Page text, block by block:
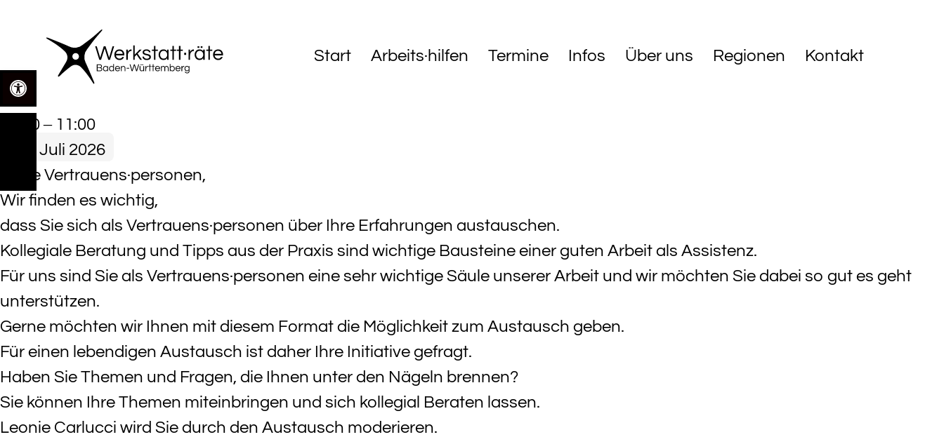
springen
Open toolbar
Start Arbeits·hilfen Termine Infos Über uns Regionen Kontakt
Vernetzungs-
Stamm·tisch
09:00 – 11:00
21. Juli 2026
Liebe Vertrauens·personen,
Wir finden es wichtig,
dass Sie sich als Vertrauens·personen über Ihre Erfahrungen austauschen.
Kollegiale Beratung und Tipps aus der Praxis sind wichtige Bausteine einer guten Arbeit als Assistenz.
Für uns sind Sie als Vertrauens·personen eine sehr wichtige Säule unserer Arbeit und wir möchten Sie dabei so gut es geht
unterstützen.
Gerne möchten wir Ihnen mit diesem Format die Möglichkeit zum Austausch geben.
Für einen lebendigen Austausch ist daher Ihre Initiative gefragt.
Haben Sie Themen und Fragen, die Ihnen unter den Nägeln brennen?
Sie können Ihre Themen miteinbringen und sich kollegial Beraten lassen.
Leonie Carlucci wird Sie durch den Austausch moderieren.